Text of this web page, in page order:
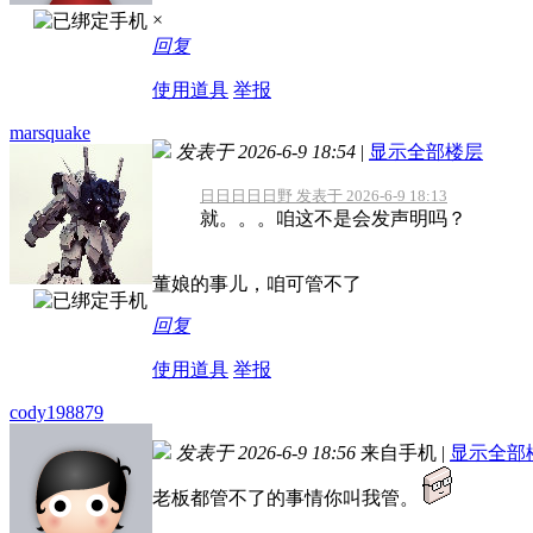
×
回复
使用道具 举报
marsquake
发表于 2026-6-9 18:54 | 显示全部楼层
日日日日日野 发表于 2026-6-9 18:13
就。。。咱这不是会发声明吗？
董娘的事儿，咱可管不了
回复
使用道具 举报
cody198879
发表于 2026-6-9 18:56 来自手机 | 显示全部
老板都管不了的事情你叫我管。